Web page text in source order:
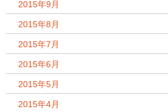
2015年9月
2015年8月
2015年7月
2015年6月
2015年5月
2015年4月